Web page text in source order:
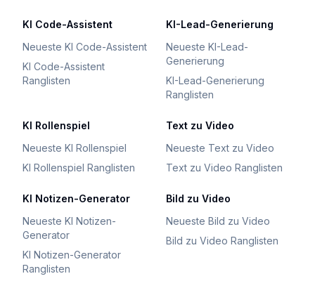
KI Code-Assistent
Neueste KI Code-Assistent
KI Code-Assistent
Ranglisten
KI-Lead-Generierung
Neueste KI-Lead-
Generierung
KI-Lead-Generierung
Ranglisten
KI Rollenspiel
Neueste KI Rollenspiel
KI Rollenspiel Ranglisten
Text zu Video
Neueste Text zu Video
Text zu Video Ranglisten
KI Notizen-Generator
Neueste KI Notizen-
Generator
KI Notizen-Generator
Ranglisten
Bild zu Video
Neueste Bild zu Video
Bild zu Video Ranglisten